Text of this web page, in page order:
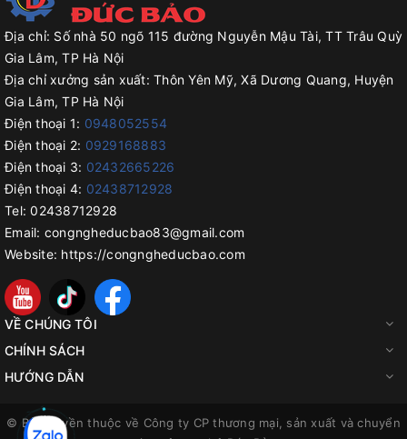
Địa chỉ: Số nhà 50 ngõ 115 đường Nguyễn Mậu Tài, TT Trâu Quỳ
Gia Lâm, TP Hà Nội
Địa chỉ xưởng sản xuất: Thôn Yên Mỹ, Xã Dương Quang, Huyện
Gia Lâm, TP Hà Nội
Điện thoại 1: 0948052554
Điện thoại 2: 0929168883
Điện thoại 3: 02432665226
Điện thoại 4: 02438712928
Tel: 02438712928
Email: congngheducbao83@gmail.com
Website: https://congngheducbao.com
VỀ CHÚNG TÔI
CHÍNH SÁCH
HƯỚNG DẪN
© Bản quyền thuộc về Công ty CP thương mại, sản xuất và chuyển